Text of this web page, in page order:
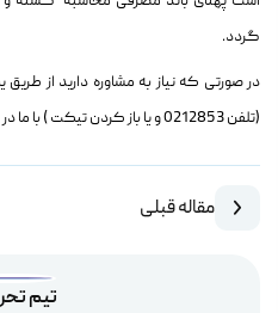
گردد.
در صورتی که نیاز به مشاوره دارید از طریق
(تلفن 0212853 و یا باز کردن تیکت ) با ما در ارتباط باشید…
مقاله قبلی
تیم